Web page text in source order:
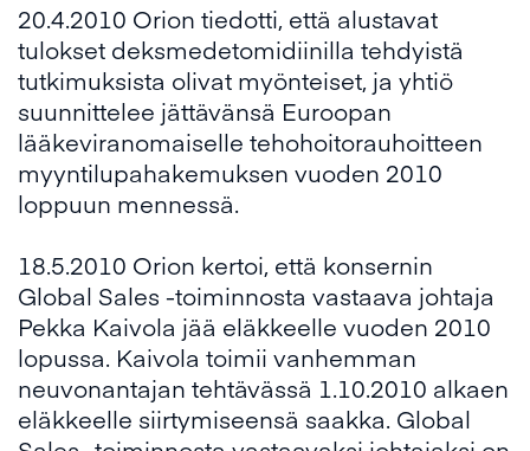
20.4.2010 Orion tiedotti, että alustavat
tulokset deksmedetomidiinilla tehdyistä
tutkimuksista olivat myönteiset, ja yhtiö
suunnittelee jättävänsä Euroopan
lääkeviranomaiselle tehohoitorauhoitteen
myyntilupahakemuksen vuoden 2010
loppuun mennessä.
18.5.2010 Orion kertoi, että konsernin
Global Sales -toiminnosta vastaava johtaja
Pekka Kaivola jää eläkkeelle vuoden 2010
lopussa. Kaivola toimii vanhemman
neuvonantajan tehtävässä 1.10.2010 alkaen
eläkkeelle siirtymiseensä saakka. Global